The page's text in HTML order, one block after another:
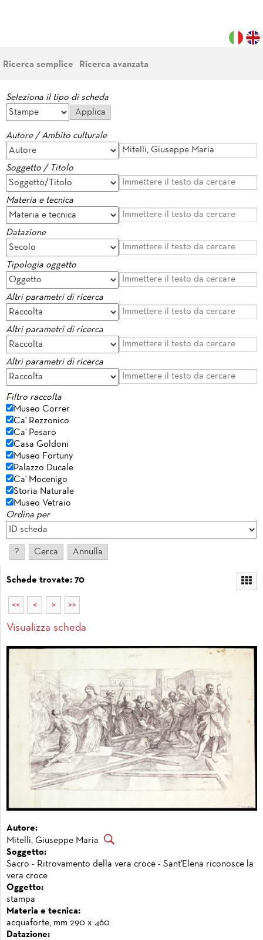
Ricerca semplice Ricerca avanzata
Seleziona il tipo di scheda
Autore / Ambito culturale
Soggetto / Titolo
Materia e tecnica
Datazione
Tipologia oggetto
Altri parametri di ricerca
Altri parametri di ricerca
Altri parametri di ricerca
Filtro raccolta
Museo Correr
Ca' Rezzonico
Ca' Pesaro
Casa Goldoni
Museo Fortuny
Palazzo Ducale
Ca' Mocenigo
Storia Naturale
Museo Vetraio
Ordina per
Schede trovate: 70
<< < > >>
Visualizza scheda
Autore:
Mitelli, Giuseppe Maria
Soggetto:
Sacro - Ritrovamento della vera croce - Sant'Elena riconosce la
vera croce
Oggetto:
stampa
Materia e tecnica:
acquaforte, mm 290 x 460
Datazione: